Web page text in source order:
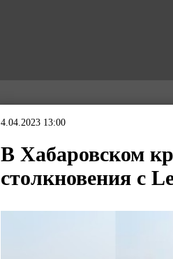
4.04.2023 13:00
В Хабаровском
столкновения с